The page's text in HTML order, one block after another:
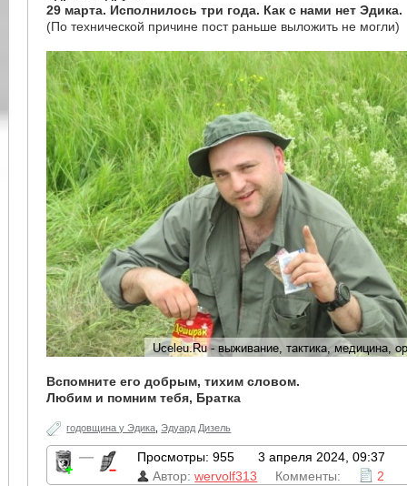
29 марта. Исполнилось три года. Как с нами нет Эдика.
(По технической причине пост раньше выложить не могли)
Вспомните его добрым, тихим словом.
Любим и помним тебя, Братка
годовщина у Эдика ,Эдуард Дизель
— Просмотры: 955
3 апреля 2024, 09:37
Автор:wervolf313 Комменты: 2